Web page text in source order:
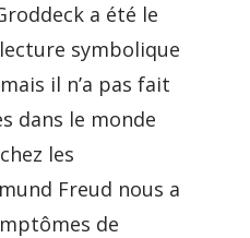
a été le
symbolique
il n’a pas fait
dans le monde
les
Freud nous a
de